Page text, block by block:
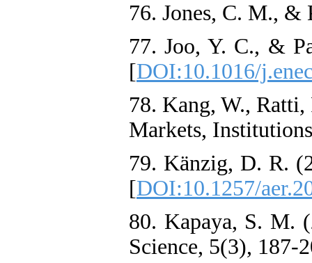
76. Jones, C. M.,
77. Joo, Y. C., &
[DOI:10.1016/
78. Kang, W.,
Markets,
79. Känzig, D. R.
[DOI:10.1257/
80. Kapaya, S. M.
Science, 5(3), 187-